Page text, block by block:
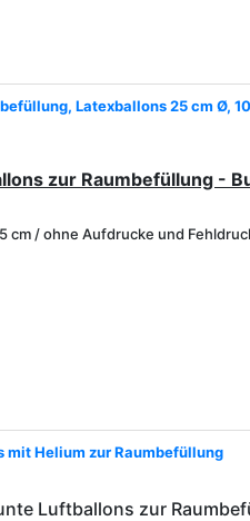
Latexballons 25 cm Ø,
zur Raumbefüllung -
cm / ohne Aufdrucke und
mit Helium zur Raumbefüllung
Luftballons zur